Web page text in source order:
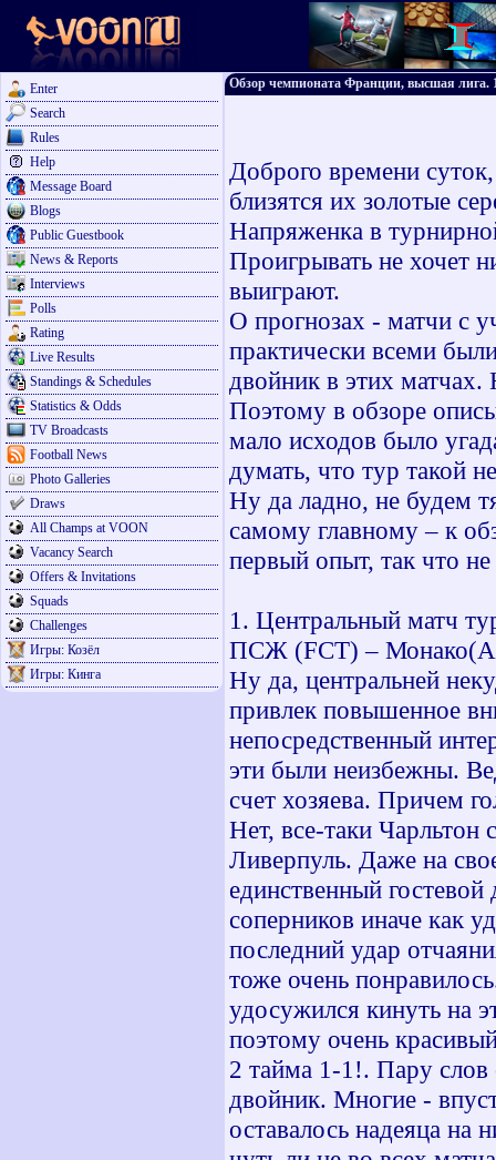
Enter
Search
Rules
Help
Message Board
Blogs
Public Guestbook
News & Reports
Interviews
Polls
Rating
Live Results
Standings & Schedules
Statistics & Odds
TV Broadcasts
Football News
Photo Galleries
Draws
All Champs at VOON
Vacancy Search
Offers & Invitations
Squads
Challenges
Игры: Козёл
Игры: Кинга
Обзор чемпионата Франции, высшая лига.
Доброго времени
близятся их золотые
Напряженка в
Проигрывать не хочет
выиграют.
О прогнозах - матчи с
практически всеми
двойник в этих
Поэтому в обзоре
мало исходов было
думать, что тур такой
Ну да ладно, не будем
самому главному – к
первый опыт, так что не
1. Центральный матч
ПСЖ (FCT) –
Ну да, центральней
привлек повышенное
непосредственный
эти были неизбежны.
счет хозяева. Причем
Нет, все-таки Чарльтон
Ливерпуль. Даже на
единственный
соперников иначе как
последний удар
тоже очень
удосужился кинуть на
поэтому очень
2 тайма 1-1!. Пару
двойник. Многие -
оставалось надеяца